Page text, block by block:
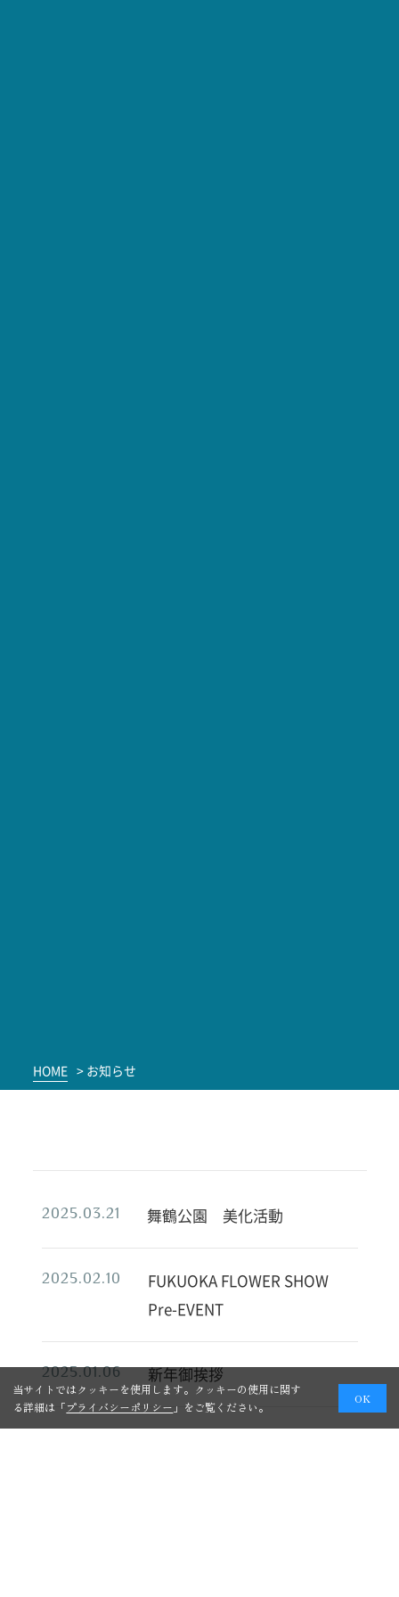
HOME > お知らせ
2025.03.21 舞鶴公園 美化活動
2025.02.10
FUKUOKA FLOWER SHOW
Pre-EVENT
2025.01.06 新年御挨拶
当サイトではクッキーを使用します。クッキーの使用に関す
る詳細は「プライバシーポリシー 」をご覧ください。
OK